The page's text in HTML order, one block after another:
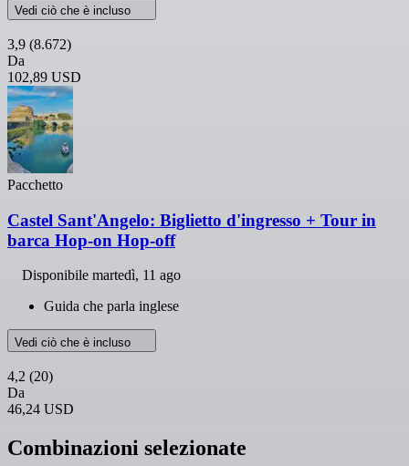
Vedi ciò che è incluso
3,9 (8.672)
Da
102,89 USD
Pacchetto
Castel Sant'Angelo: Biglietto d'ingresso + Tour in
barca Hop-on Hop-off
Disponibile martedì, 11 ago
Guida che parla inglese
Vedi ciò che è incluso
4,2 (20)
Da
46,24 USD
Combinazioni selezionate